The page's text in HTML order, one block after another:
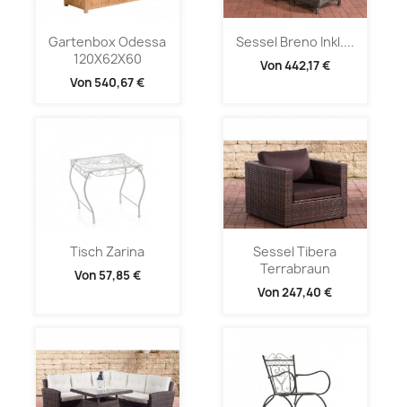
Gartenbox Odessa
120X62X60
Von 540,67 €
Sessel Breno Inkl....
Von442,17 €
Tisch Zarina
Von 57,85 €
Sessel Tibera
Terrabraun
Von247,40 €